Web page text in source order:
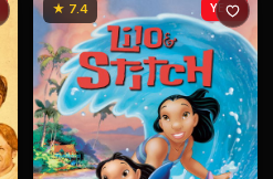
★ 7.4 YENİ